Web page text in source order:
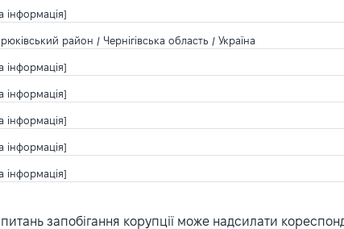
інформація]
район / Чернігівська область / Україна
інформація]
інформація]
інформація]
інформація]
інформація]
запобігання корупції може надсилати